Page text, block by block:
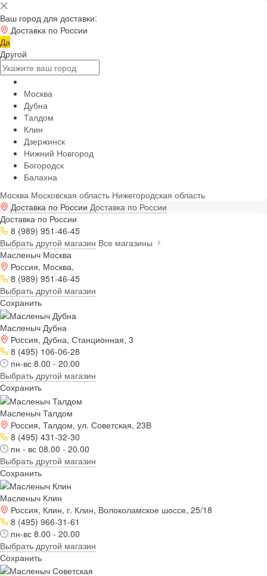
Ваш город для доставки:
Доставка по России
Да
Другой
Москва
Дубна
Талдом
Клин
Дзержинск
Нижний Новгород
Богородск
Балахна
Москва Московская область Нижегородская область
Доставка по России Доставка по России
Доставка по России
8 (989) 951-46-45
Выбрать другой магазин Все магазины
Масленыч Москва
Россия, Москва,
8 (989) 951-46-45
Выбрать другой магазин
Сохранить
Масленыч Дубна
Россия, Дубна, Станционная, 3
8 (495) 106-06-28
пн-вс 8.00 - 20.00
Выбрать другой магазин
Сохранить
Масленыч Талдом
Россия, Талдом, ул. Советская, 23В
8 (495) 431-32-30
пн - вс 08.00 - 20.00
Выбрать другой магазин
Сохранить
Масленыч Клин
Россия, Клин, г. Клин, Волоколамское шоссе, 25/18
8 (495) 966-31-61
пн-вс 8.00 - 20.00
Выбрать другой магазин
Сохранить